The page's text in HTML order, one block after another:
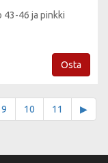
46 ja pinkki
Osta
9 10 11 ▶